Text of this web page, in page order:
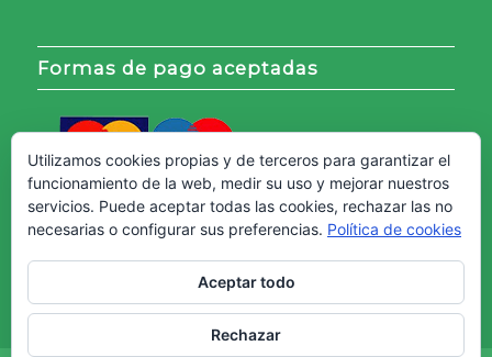
Formas de pago aceptadas
Utilizamos cookies propias y de terceros para garantizar el
funcionamiento de la web, medir su uso y mejorar nuestros
servicios. Puede aceptar todas las cookies, rechazar las no
necesarias o configurar sus preferencias. Política de cookies
Aceptar todo
Rechazar